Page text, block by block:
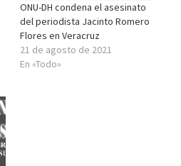
ONU-DH condena el asesinato
del periodista Jacinto Romero
Flores en Veracruz
21 de agosto de 2021
En «Todo»